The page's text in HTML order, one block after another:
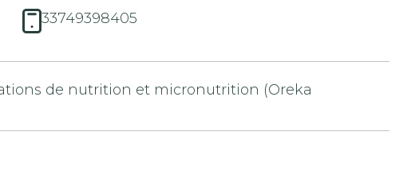
33749398405
de nutrition et micronutrition (Oreka